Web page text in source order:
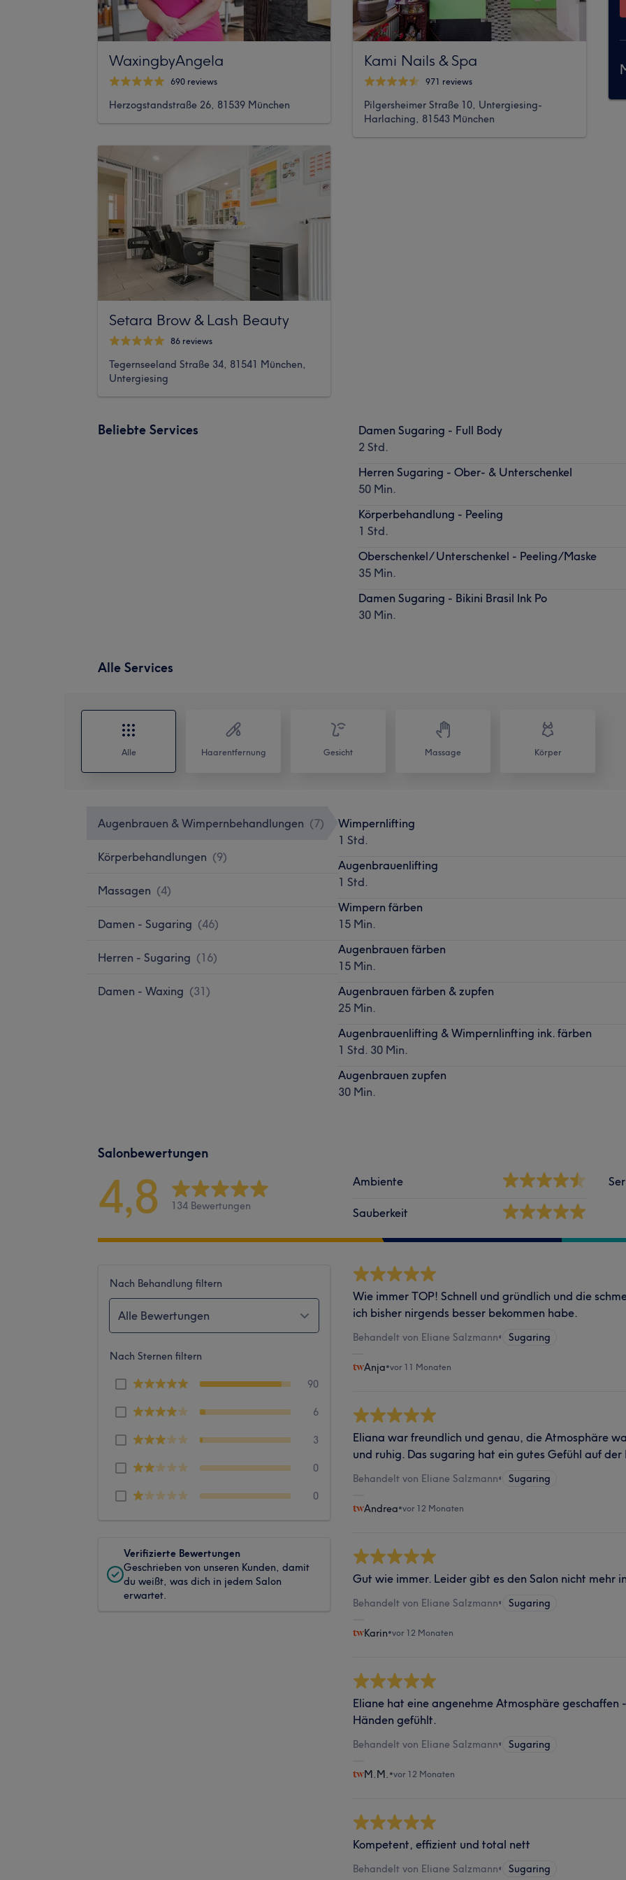
WaxingbyAngela
690 reviews
Herzogstandstraße 26, 81539 München
Setara Brow & Lash Beauty
86 reviews
Tegernseeland Straße 34, 81541 München,
Untergiesing
Kami Nails & Spa
971 reviews
Pilgersheimer Straße 10, Untergiesing-
Harlaching, 81543 München
Beliebte Services
Damen Sugaring - Full Body
2 Std.
Herren Sugaring - Ober- & Unterschenkel
50 Min.
Körperbehandlung - Peeling
1 Std.
Oberschenkel/ Unterschenkel - Peeling/Maske
35 Min.
Damen Sugaring - Bikini Brasil Ink Po
30 Min.
Alle Services
Alle Haarentfernung Gesicht Massage Körper
Augenbrauen & Wimpernbehandlungen (7)
Körperbehandlungen (9)
Massagen (4)
Damen - Sugaring (46)
Herren - Sugaring (16)
Damen - Waxing (31)
Wimpernlifting
1 Std.
Augenbrauenlifting
1 Std.
Wimpern färben
15 Min.
Augenbrauen färben
15 Min.
Augenbrauen färben & zupfen
25 Min.
Augenbrauenlifting & Wimpernlinfting ink. färben
1 Std. 30 Min.
Augenbrauen zupfen
30 Min.
Salonbewertungen
4,8 134 Bewertungen
Ambiente
Sauberkeit
Nach Behandlung filtern
Alle Bewertungen
Nach Sternen filtern
90
6
3
0
0
Verifizierte Bewertungen
Geschrieben von unseren Kunden, damit
du weißt, was dich in jedem Salon
erwartet.
Wie immer TOP! Schnell und gründlich und die
ich bisher nirgends besser bekommen habe.
Behandelt von Eliane Salzmann• Sugaring
Anja•vor 11 Monaten
Eliana war freundlich und genau, die Atmosphäre
und ruhig. Das sugaring hat ein gutes Gefühl auf
Behandelt von Eliane Salzmann• Sugaring
Andrea•vor 12 Monaten
Gut wie immer. Leider gibt es den Salon nicht mehr
Behandelt von Eliane Salzmann• Sugaring
Karin•vor 12 Monaten
Eliane hat eine angenehme Atmosphäre geschaffen
Händen gefühlt.
Behandelt von Eliane Salzmann• Sugaring
M.M. •vor 12 Monaten
Kompetent, effizient und total nett
Behandelt von Eliane Salzmann• Sugaring